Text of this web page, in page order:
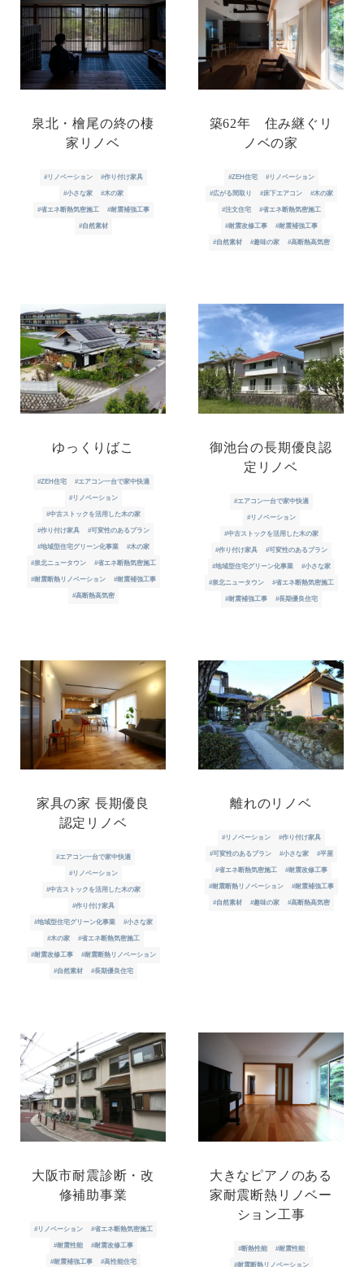
泉北・檜尾の終の棲
家リノベ
#リノベーション #作り付け家具
#小さな家 #木の家
#省エネ断熱気密施工 #耐震補強工事
#自然素材
築62年 住み継ぐリ
ノベの家
#ZEH住宅 #リノベーション
#広がる間取り #床下エアコン #木の家
#注文住宅 #省エネ断熱気密施工
#耐震改修工事 #耐震補強工事
#自然素材 #趣味の家 #高断熱高気密
ゆっくりばこ
#ZEH住宅 #エアコン一台で家中快適
#リノベーション
#中古ストックを活用した木の家
#作り付け家具 #可変性のあるプラン
#地域型住宅グリーン化事業 #木の家
#泉北ニュータウン #省エネ断熱気密施工
#耐震断熱リノベーション #耐震補強工事
#高断熱高気密
御池台の長期優良認
定リノベ
#エアコン一台で家中快適
#リノベーション
#中古ストックを活用した木の家
#作り付け家具 #可変性のあるプラン
#地域型住宅グリーン化事業 #小さな家
#泉北ニュータウン #省エネ断熱気密施工
#耐震補強工事 #長期優良住宅
家具の家 長期優良
認定リノベ
#エアコン一台で家中快適
#リノベーション
#中古ストックを活用した木の家
#作り付け家具
#地域型住宅グリーン化事業 #小さな家
#木の家 #省エネ断熱気密施工
#耐震改修工事 #耐震断熱リノベーション
#自然素材 #長期優良住宅
離れのリノベ
#リノベーション #作り付け家具
#可変性のあるプラン #小さな家 #平屋
#省エネ断熱気密施工 #耐震改修工事
#耐震断熱リノベーション #耐震補強工事
#自然素材 #趣味の家 #高断熱高気密
大阪市耐震診断・改
修補助事業
#リノベーション #省エネ断熱気密施工
#耐震性能 #耐震改修工事
#耐震補強工事 #高性能住宅
大きなピアノのある
家耐震断熱リノベー
ション工事
#断熱性能 #耐震性能
#耐震断熱リノベーション